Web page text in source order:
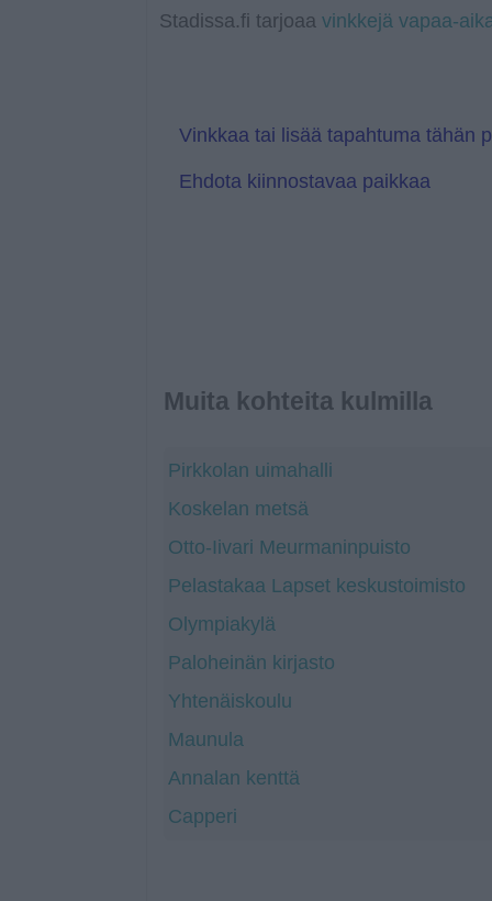
n
r
l
e
l
e
Stadissa.fi tarjoaa vinkkejä vapaa-
Vinkkaa tai lisää tapahtuma tähän
Ehdota kiinnostavaa paikkaa
Muita kohteita kulmilla
Pirkkolan uimahalli
Koskelan metsä
Otto-Iivari Meurmaninpuisto
Pelastakaa Lapset keskustoimisto
Olympiakylä
Paloheinän kirjasto
Yhtenäiskoulu
Maunula
Annalan kenttä
Capperi